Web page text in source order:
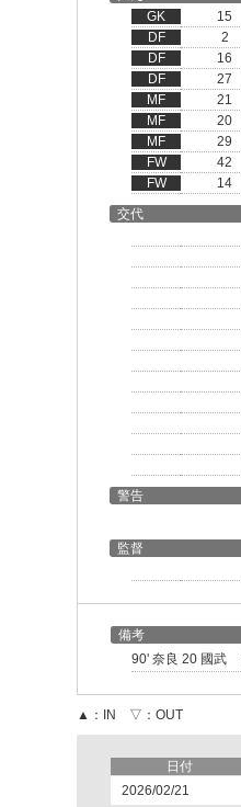
GK
15
DF
2
DF
16
DF
27
MF
21
MF
20
MF
29
FW
42
FW
14
交代
警告
監督
備考
90' 奈良 20 國武
▲：IN ▽：OUT
日付
2026/02/21